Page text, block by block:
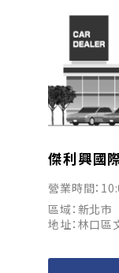
傑利興國
營業時間：
區域：新北市
地址：林口